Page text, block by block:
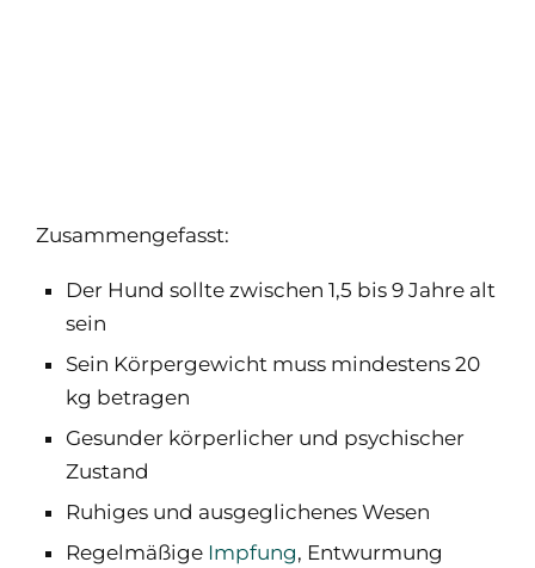
Zusammengefasst:
Der Hund sollte zwischen 1,5 bis 9 Jahre alt
sein
Sein Körpergewicht muss mindestens 20
kg betragen
Gesunder körperlicher und psychischer
Zustand
Ruhiges und ausgeglichenes Wesen
Regelmäßige Impfung, Entwurmung